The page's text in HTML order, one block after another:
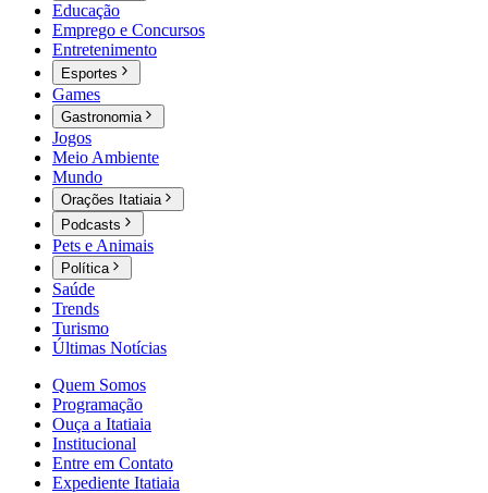
Educação
Emprego e Concursos
Entretenimento
Esportes
Games
Gastronomia
Jogos
Meio Ambiente
Mundo
Orações Itatiaia
Podcasts
Pets e Animais
Política
Saúde
Trends
Turismo
Últimas Notícias
Quem Somos
Programação
Ouça a Itatiaia
Institucional
Entre em Contato
Expediente Itatiaia